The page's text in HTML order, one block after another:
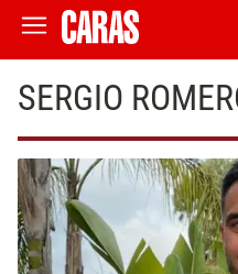
SERGIO